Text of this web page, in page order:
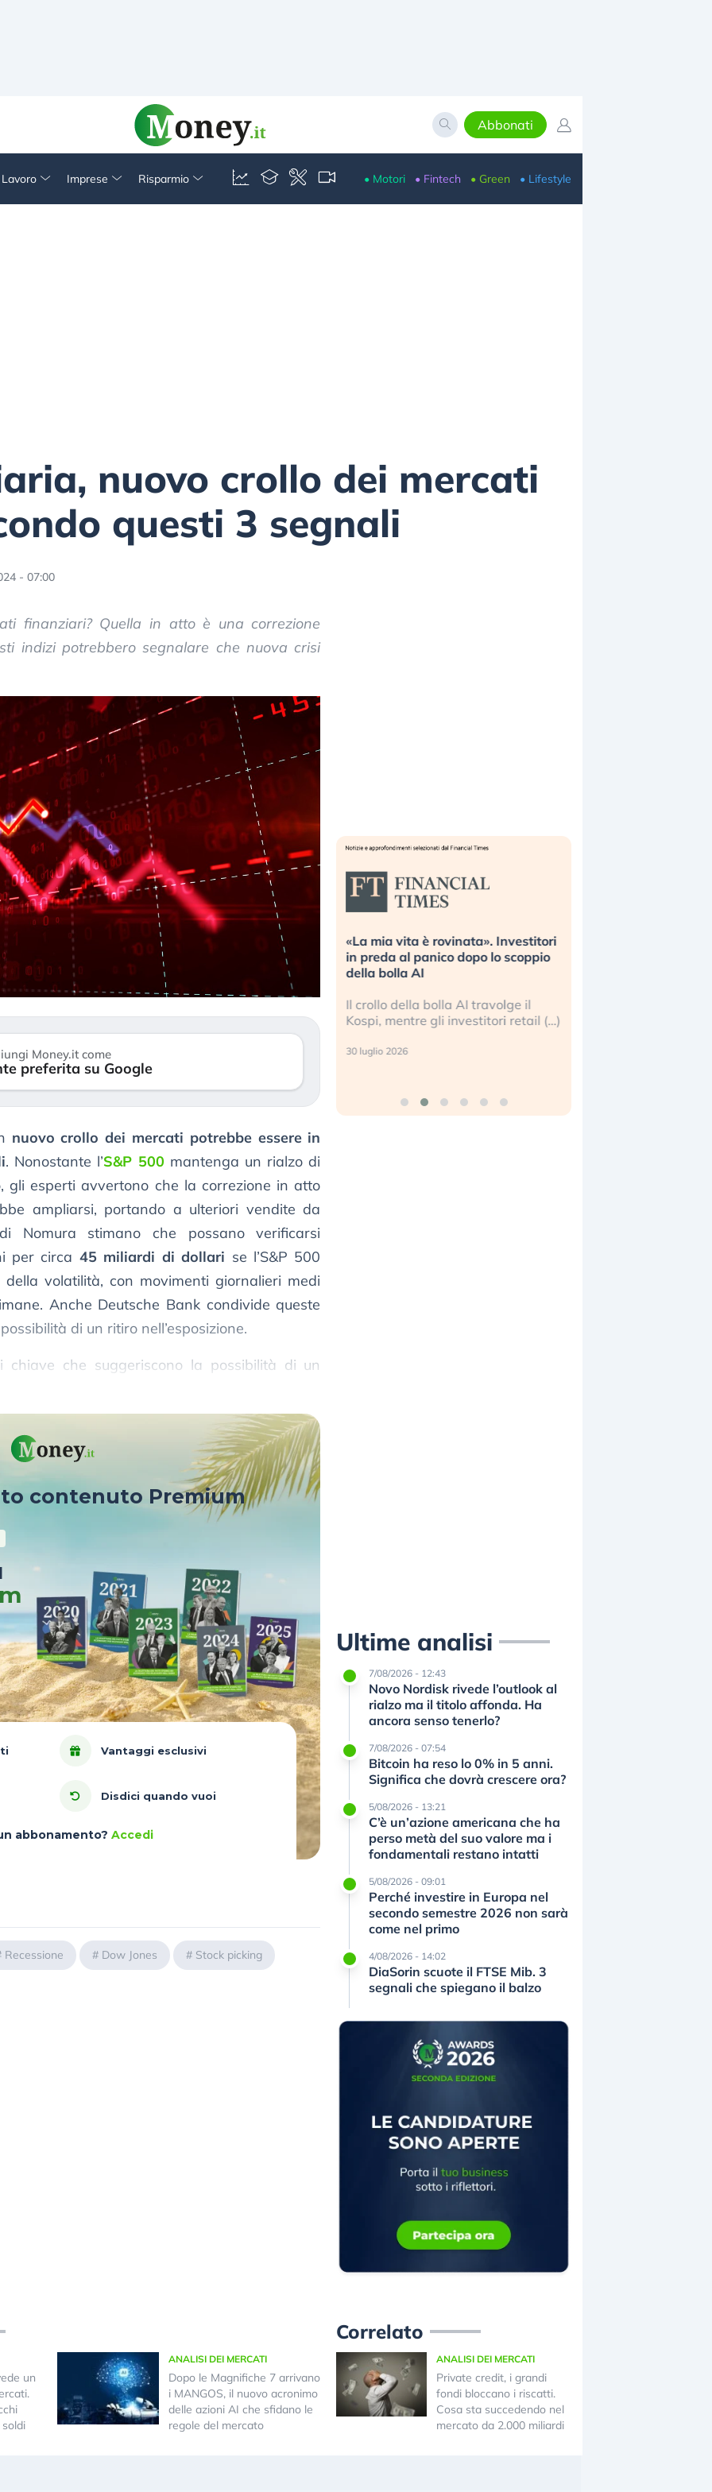
Abbonati
Imprese Risparmio • Motori • Fintech • Green • Lifestyle
nuovo crollo dei mercati
questi 3 segnali
- 07:00
finanziari? Quella in atto è una correzione
indizi potrebbero segnalare che nuova crisi
Money.it come
preferita su Google
nuovo crollo dei mercati potrebbe essere in
. Nonostante l’S&P 500 mantenga un rialzo di
gli esperti avvertono che la correzione in atto
ampliarsi, portando a ulteriori vendite da
Nomura stimano che possano verificarsi
per circa 45 miliardi di dollari se l’S&P 500
volatilità, con movimenti giornalieri medi
Anche Deutsche Bank condivide queste
di un ritiro nell’esposizione.
chiave che suggeriscono la possibilità di un
contenuto Premium
Vantaggi esclusivi
Disdici quando vuoi
abbonamento? Accedi
Recessione # Dow Jones # Stock picking
Dalle valutazioni estreme alla
correzione. Cosa sta guidando il
repricing degli asset?
mostrando segni di stanchezza
verso le (…)
3 agosto 2026
«La mia vita è rovinata». Investitori
in preda al panico dopo lo scoppio
della bolla AI
Il crollo della bolla AI travolge il
Kospi, mentre gli investitori retail (…)
30 luglio 2026
Ultime analisi
7/08/2026 - 12:43
Novo Nordisk rivede l’outlook al
rialzo ma il titolo affonda. Ha
ancora senso tenerlo?
7/08/2026 - 07:54
Bitcoin ha reso lo 0% in 5 anni.
Significa che dovrà crescere ora?
5/08/2026 - 13:21
C’è un’azione americana che ha
perso metà del suo valore ma i
fondamentali restano intatti
5/08/2026 - 09:01
Perché investire in Europa nel
secondo semestre 2026 non sarà
come nel primo
4/08/2026 - 14:02
DiaSorin scuote il FTSE Mib. 3
segnali che spiegano il balzo
un
ANALISI DEI MERCATI
Dopo le Magnifiche 7 arrivano
i MANGOS, il nuovo acronimo
delle azioni AI che sfidano le
regole del mercato
Correlato
ANALISI DEI MERCATI
Private credit, i grandi
fondi bloccano i riscatti.
Cosa sta succedendo nel
mercato da 2.000 miliardi